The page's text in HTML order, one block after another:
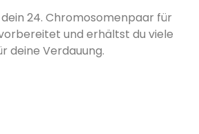
24. Chromosomenpaar für
und erhältst du viele
deine Verdauung.